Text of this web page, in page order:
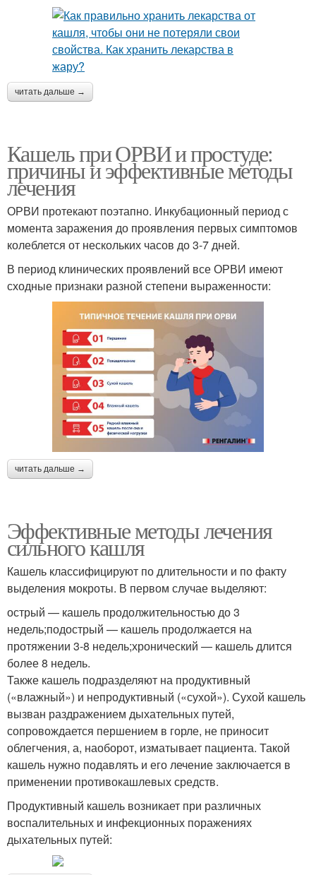
читать дальше →
Кашель при ОРВИ и простуде:
причины и эффективные методы
лечения
ОРВИ протекают поэтапно. Инкубационный период с
момента заражения до проявления первых симптомов
колеблется от нескольких часов до 3-7 дней.
В период клинических проявлений все ОРВИ имеют
сходные признаки разной степени выраженности:
читать дальше →
Эффективные методы лечения
сильного кашля
Кашель классифицируют по длительности и по факту
выделения мокроты. В первом случае выделяют:
острый — кашель продолжительностью до 3
недель;подострый — кашель продолжается на
протяжении 3-8 недель;хронический — кашель длится
более 8 недель.
Также кашель подразделяют на продуктивный
(«влажный») и непродуктивный («сухой»). Сухой кашель
вызван раздражением дыхательных путей,
сопровождается першением в горле, не приносит
облегчения, а, наоборот, изматывает пациента. Такой
кашель нужно подавлять и его лечение заключается в
применении противокашлевых средств.
Продуктивный кашель возникает при различных
воспалительных и инфекционных поражениях
дыхательных путей: